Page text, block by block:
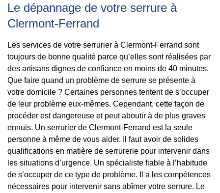
Le dépannage de votre serrure à
Clermont-Ferrand
Les services de votre serrurier à Clermont-Ferrand sont
toujours de bonne qualité parce qu’elles sont réalisées par
des artisans dignes de confiance en moins de 40 minutes.
Que faire quand un problème de serrure se présente à
votre domicile ? Certaines personnes tentent de s’occuper
de leur problème eux-mêmes. Cependant, cette façon de
procéder est dangereuse et peut aboutir à de plus graves
ennuis. Un serrurier de Clermont-Ferrand est la seule
personne à même de vous aider. Il faut avoir de solides
qualifications en matière de serrurerie pour intervenir dans
les situations d’urgence. Un spécialiste fiable à l’habitude
de s’occuper de ce type de problème. Il a les compétences
nécessaires pour intervenir sans abîmer votre serrure. Le